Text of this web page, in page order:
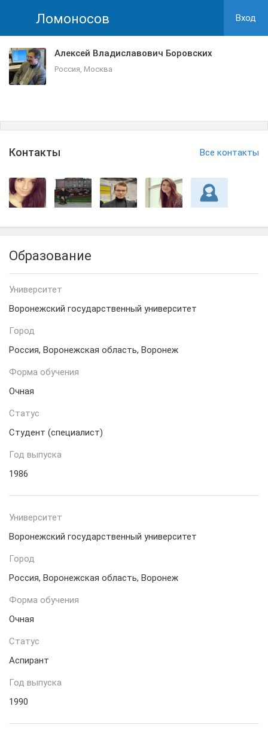
Ломоносов Вход
Алексей Владиславович Боровских
Россия, Москва
Контакты Все контакты
Образование
Университет
Воронежский государственный университет
Город
Россия, Воронежская область, Воронеж
Форма обучения
Очная
Статус
Студент (специалист)
Год выпуска
1986
Университет
Воронежский государственный университет
Город
Россия, Воронежская область, Воронеж
Форма обучения
Очная
Статус
Аспирант
Год выпуска
1990